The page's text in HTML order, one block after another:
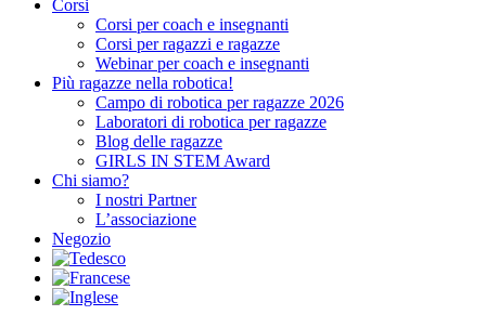
Corsi
Corsi per coach e insegnanti
Corsi per ragazzi e ragazze
Webinar per coach e insegnanti
Più ragazze nella robotica!
Campo di robotica per ragazze 2026
Laboratori di robotica per ragazze
Blog delle ragazze
GIRLS IN STEM Award
Chi siamo?
I nostri Partner
L’associazione
Negozio